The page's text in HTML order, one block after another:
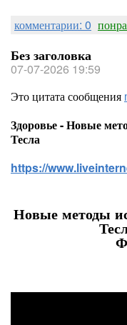
комментарии: 0
Без заголовка
07-07-2026 19:59
Это цитата сообщения
Здоровье - Новые
Тесла
https://
Новые методы